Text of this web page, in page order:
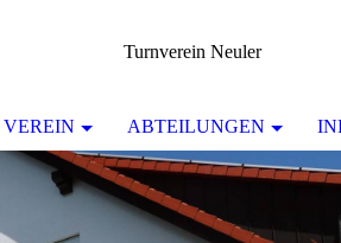
Turnverein Neuler
VEREIN ABTEILUNGEN